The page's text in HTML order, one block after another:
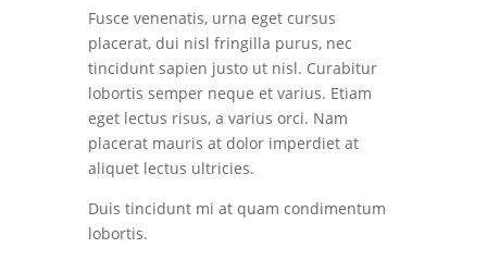
Fusce venenatis, urna eget cursus
placerat, dui nisl fringilla purus, nec
tincidunt sapien justo ut nisl. Curabitur
lobortis semper neque et varius. Etiam
eget lectus risus, a varius orci. Nam
placerat mauris at dolor imperdiet at
aliquet lectus ultricies.
Duis tincidunt mi at quam condimentum
lobortis.